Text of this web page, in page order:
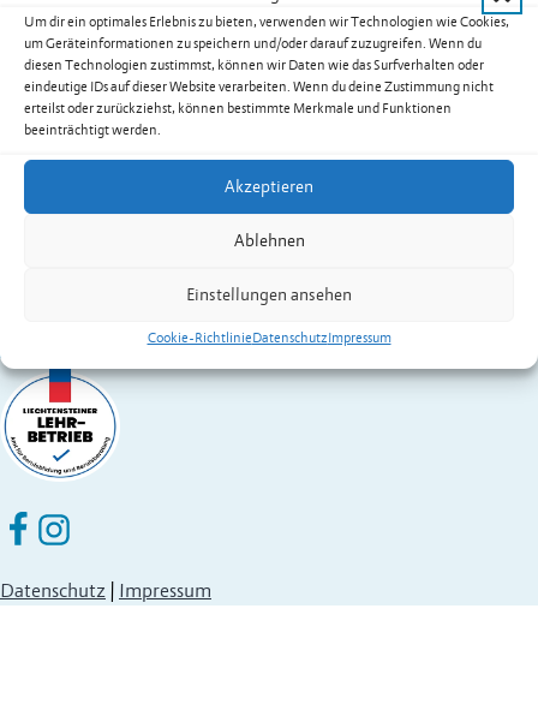
Um dir ein optimales Erlebnis zu bieten, verwenden wir Technologien wie Cookies,
um Geräteinformationen zu speichern und/oder darauf zuzugreifen. Wenn du
diesen Technologien zustimmst, können wir Daten wie das Surfverhalten oder
eindeutige IDs auf dieser Website verarbeiten. Wenn du deine Zustimmung nicht
erteilst oder zurückziehst, können bestimmte Merkmale und Funktionen
beeinträchtigt werden.
Akzeptieren
Ablehnen
Einstellungen ansehen
Cookie-RichtlinieDatenschutzImpressum
Gemeindeordnung Eschen-Nendeln als PDF herunterladen
Zur Übersicht der Downloads
Gemeinde Eschen-Nendeln
St. Martins-Ring 2, 9492 Eschen
Festnetz+423 377 50 10,verwaltung@eschen.li
Eschen Nendeln auf Facebook
Eschen Nendeln auf Instagram
Datenschutz | Impressum